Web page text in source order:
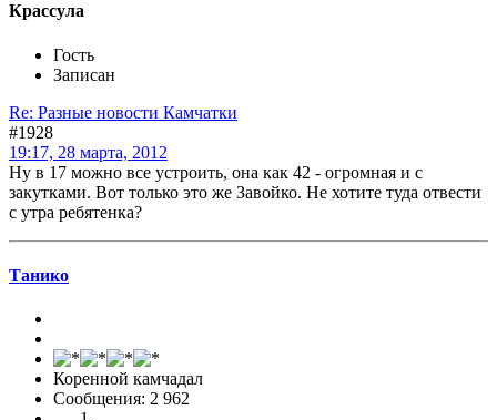
Крассула
Гость
Записан
Re: Разные новости Камчатки
#1928
19:17, 28 марта, 2012
Ну в 17 можно все устроить, она как 42 - огромная и с
закутками. Вот только это же Завойко. Не хотите туда отвести
с утра ребятенка?
Танико
Коренной камчадал
Сообщения: 2 962